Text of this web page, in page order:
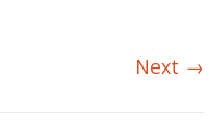
Next →